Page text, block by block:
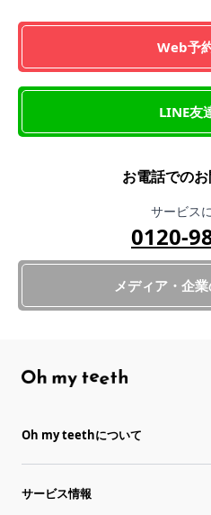
Web予
LINE友
お電話での
サービス
0120-
メディア・企
Oh my teethについて
サービス情報